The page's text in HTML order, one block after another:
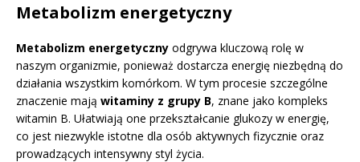
Metabolizm energetyczny
Metabolizm energetyczny odgrywa kluczową rolę w
naszym organizmie, ponieważ dostarcza energię niezbędną do
działania wszystkim komórkom. W tym procesie szczególne
znaczenie mają witaminy z grupy B, znane jako kompleks
witamin B. Ułatwiają one przekształcanie glukozy w energię,
co jest niezwykle istotne dla osób aktywnych fizycznie oraz
prowadzących intensywny styl życia.